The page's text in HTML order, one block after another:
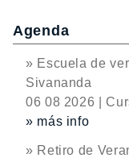
Agenda
» Escuela de
Sivananda
06 08 2026 |
» más info
» Retiro de